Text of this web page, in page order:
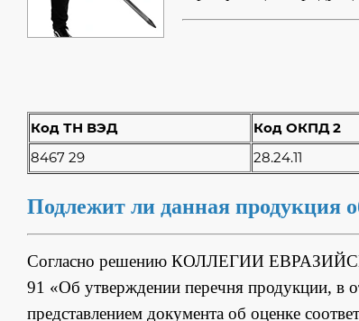
Код ТН ВЭД
Код ОКПД 2
8467 29
28.24.11
Подлежит ли данная продукция
Согласно решению КОЛЛЕГИИ
91 «Об утверждении перечня продукции, в
представлением документа об оценке